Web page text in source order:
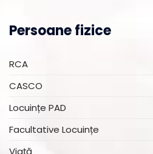
Persoane fizice
RCA
CASCO
Locuințe PAD
Facultative Locuințe
Viață